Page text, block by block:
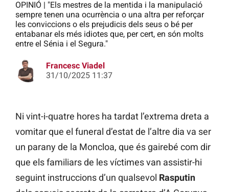
OPINIÓ | "Els mestres de la mentida i la manipulació
sempre tenen una ocurrència o una altra per reforçar
les conviccions o els prejudicis dels seus o bé per
entabanar els més idiotes que, per cert, en són molts
entre el Sénia i el Segura."
Francesc Viadel
31/10/2025 11:37
Ni vint-i-quatre hores ha tardat l’extrema dreta a
vomitar que el funeral d’estat de l’altre dia va ser
un parany de la Moncloa, que és gairebé com dir
que els familiars de les víctimes van assistir-hi
seguint instruccions d’un qualsevol Rasputin